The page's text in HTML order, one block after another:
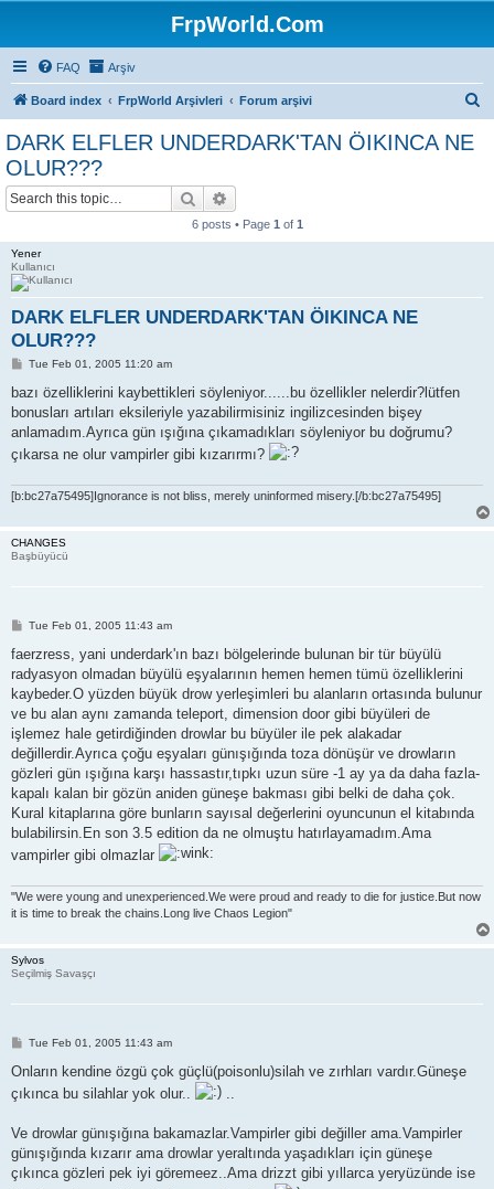
FrpWorld.Com
FAQ Arşiv
Board index FrpWorld Arşivleri Forum arşivi
DARK ELFLER UNDERDARK'TAN ÖIKINCA NE
OLUR???
Search
6 posts • Page 1 of 1
Yener
Kullanıcı
DARK ELFLER UNDERDARK'TAN ÖIKINCA NE
OLUR???
P
s
Tue Feb 01, 2005 11:20 am
bazı özelliklerini kaybettikleri söyleniyor......bu özellikler nelerdir?lütfen
bonusları artıları eksileriyle yazabilirmisiniz ingilizcesinden bişey
anlamadım.Ayrıca gün ışığına çıkamadıkları söyleniyor bu doğrumu?
çıkarsa ne olur vampirler gibi kızarırmı?
[b:bc27a75495]Ignorance is not bliss, merely uninformed misery.[/b:bc27a75495]
CHANGES
Başbüyücü
P
s
Tue Feb 01, 2005 11:43 am
faerzress, yani underdark'ın bazı bölgelerinde bulunan bir tür büyülü
radyasyon olmadan büyülü eşyalarının hemen hemen tümü özelliklerini
kaybeder.O yüzden büyük drow yerleşimleri bu alanların ortasında bulunur
ve bu alan aynı zamanda teleport, dimension door gibi büyüleri de
işlemez hale getirdiğinden drowlar bu büyüler ile pek alakadar
değillerdir.Ayrıca çoğu eşyaları günışığında toza dönüşür ve drowların
gözleri gün ışığına karşı hassastır,tıpkı uzun süre -1 ay ya da daha fazla-
kapalı kalan bir gözün aniden güneşe bakması gibi belki de daha çok.
Kural kitaplarına göre bunların sayısal değerlerini oyuncunun el kitabında
bulabilirsin.En son 3.5 edition da ne olmuştu hatırlayamadım.Ama
vampirler gibi olmazlar
"We were young and unexperienced.We were proud and ready to die for justice.But now
it is time to break the chains.Long live Chaos Legion"
Sylvos
Seçilmiş Savaşçı
P
s
Tue Feb 01, 2005 11:43 am
Onların kendine özgü çok güçlü(poisonlu)silah ve zırhları vardır.Güneşe
çıkınca bu silahlar yok olur..
..
Ve drowlar günışığına bakamazlar.Vampirler gibi değiller ama.Vampirler
günışığında kızarır ama drowlar yeraltında yaşadıkları için güneşe
çıkınca gözleri pek iyi göremeez..Ama drizzt gibi yıllarca yeryüzünde ise